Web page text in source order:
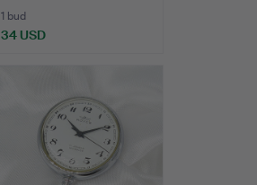
1 bud
34 USD